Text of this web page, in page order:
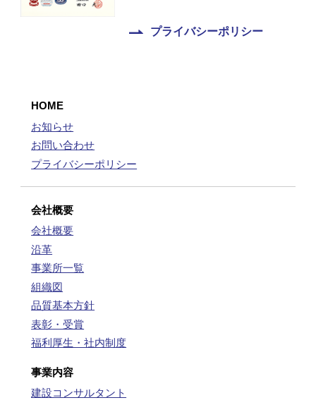
プライバシーポリシー
HOME
お知らせ
お問い合わせ
プライバシーポリシー
会社概要
会社概要
沿革
事業所一覧
組織図
品質基本方針
表彰・受賞
福利厚生・社内制度
事業内容
建設コンサルタント